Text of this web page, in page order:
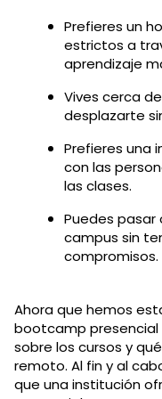
Prefieres un
estrictos a
aprendizaje
Vives cerca
desplazarte
Prefieres una
con las
las clases.
Puedes pasar
campus sin
compromisos.
Ahora que hemos
bootcamp presencial
sobre los cursos y
remoto. Al fin y al
que una institución